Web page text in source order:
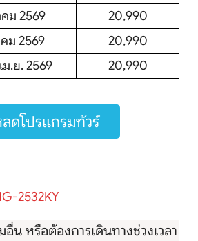
ม 2569
20,990
ม 2569
20,990
ม.ย. 2569
20,990
ลดโปรแกรมทัวร์
2532KY
น หรือต้องการเดินทางช่วงเวลา